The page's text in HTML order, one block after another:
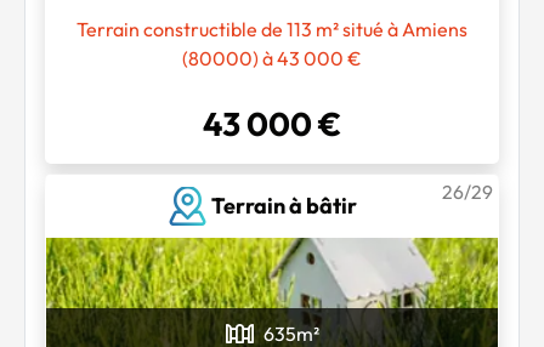
Terrain constructible de 113 m² situé à Amiens
(80000) à 43 000 €
43 000 €
Terrain à bâtir
26/29
635m²